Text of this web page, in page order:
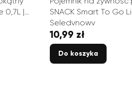
0,7L |
SNACK Smart To Go
Seledynowy
Cena
10,99 zł
Do koszyka